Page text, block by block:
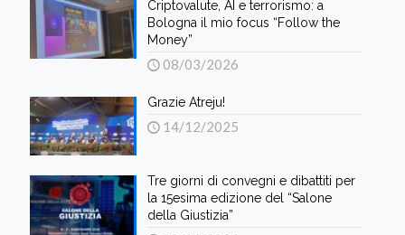
Criptovalute, AI e terrorismo: a
Bologna il mio focus “Follow the
Money”
08/03/2026
Grazie Atreju!
14/12/2025
Tre giorni di convegni e dibattiti per
la 15esima edizione del “Salone
della Giustizia”